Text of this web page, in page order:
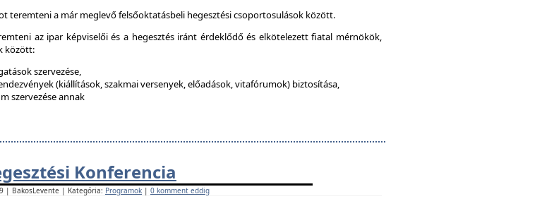
teremteni a már meglevő felsőoktatásbeli hegesztési csoportosulások között.
az ipar képviselői és a hegesztés iránt érdeklődő és elkötelezett fiatal mérnökök,
között:
szervezése,
(kiállítások, szakmai versenyek, előadások, vitafórumok) biztosítása,
szervezése annak
Konferencia
| BakosLevente | Kategória: Programok | 0 komment eddig